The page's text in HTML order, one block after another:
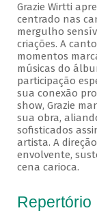
Grazie Wirtti
centrado nas
mergulho
criações. A
momentos
músicas do
participação
sua conexão
show, Grazie
sua obra,
sofisticados
artista. A
envolvente,
cena carioca.
Repertório